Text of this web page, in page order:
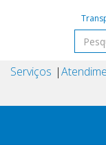
Serviços